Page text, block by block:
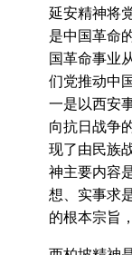
延安精神将
是中国革命
国革命事业
们党推动中
一是以西安
向抗日战争
现了由民族
神主要内容
想、实事求
的根本宗旨